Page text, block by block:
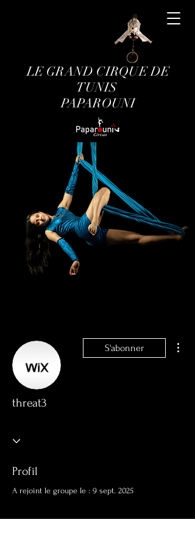
LE GRAND CIRQUE DE
TUNIS
PAPAROUNI
S'abonner
threat3
Profil
A rejoint le groupe le : 9 sept. 2025